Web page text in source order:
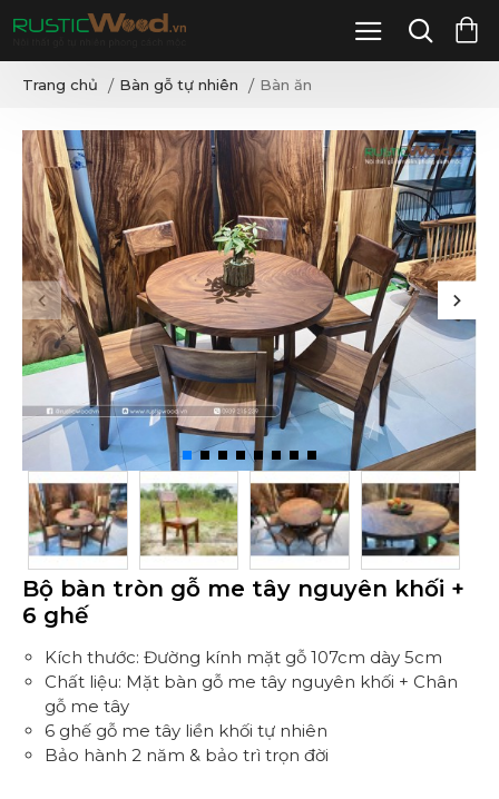
Trang chủ Bàn gỗ tự nhiên Bàn ăn
Bộ bàn tròn gỗ me tây nguyên khối +
6 ghế
Kích thước: Đường kính mặt gỗ 107cm dày 5cm
Chất liệu: Mặt bàn gỗ me tây nguyên khối + Chân
gỗ me tây
6 ghế gỗ me tây liền khối tự nhiên
Bảo hành 2 năm & bảo trì trọn đời